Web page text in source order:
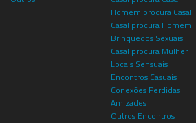
Homem procura Casal
Casal procura Homem
Brinquedos Sexuais
Casal procura Mulher
Locais Sensuais
Encontros Casuais
Conexões Perdidas
Amizades
Outros Encontros